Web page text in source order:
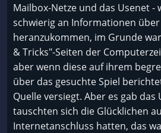
Mailbox-Netze und das Usenet -
schwierig an Informationen über
heranzukommen, im Grunde
& Tricks"-Seiten der
aber wenn diese auf ihrem
über das gesuchte Spiel
Quelle versiegt. Aber es gab
tauschten sich die Glücklichen
Internetanschluss hatten, das